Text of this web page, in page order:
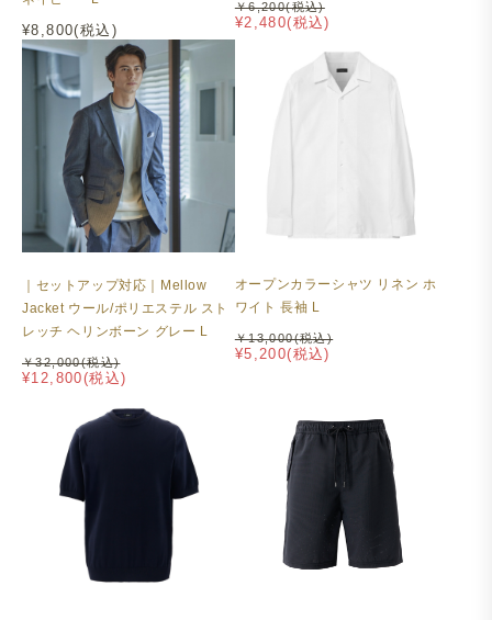
¥8,800(税込) ¥2,480(税込)
￥6,200(税込)
｜セットアップ対応｜Mellow
Jacket ウール/ポリエステル スト
レッチ ヘリンボーン グレー L
¥12,800(税込)
￥32,000(税込)
オープンカラーシャツ リネン ホ
ワイト 長袖 L
¥5,200(税込)
￥13,000(税込)